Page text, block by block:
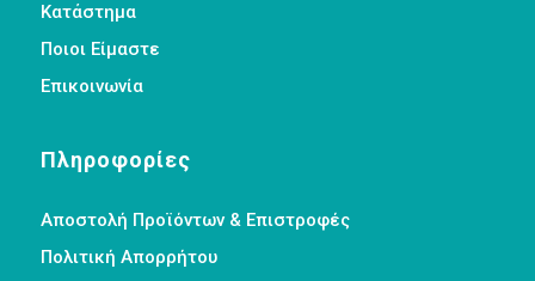
Κατάστημα
Ποιοι Είμαστε
Επικοινωνία
Πληροφορίες
Αποστολή Προϊόντων & Επιστροφές
Πολιτική Απορρήτου